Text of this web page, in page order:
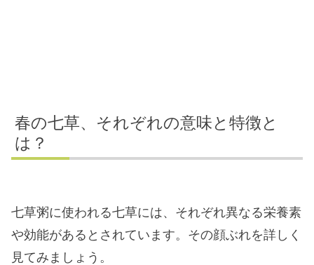
春の七草、それぞれの意味と特徴と
は？
七草粥に使われる七草には、それぞれ異なる栄養素
や効能があるとされています。その顔ぶれを詳しく
見てみましょう。